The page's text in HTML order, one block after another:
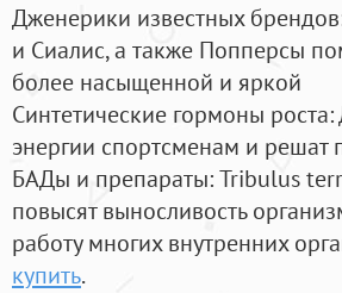
Дженерики известных
и Сиалис, а также Попперсы
более насыщенной и яркой
Синтетические гормоны роста
энергии спортсменам и
БАДы и препараты:Tribulus
повысят выносливость
работу многих внутренних
купить.